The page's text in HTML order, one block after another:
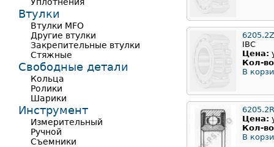
IBC
Цена:
Кол-
В
Цена:
Кол-
В
Втулки
Втулки MFO
Другие втулки
Закрепительные втулки
Стяжные
Свободные детали
Кольца
Ролики
Шарики
Инструмент
Измерительный
Ручной
Съемники